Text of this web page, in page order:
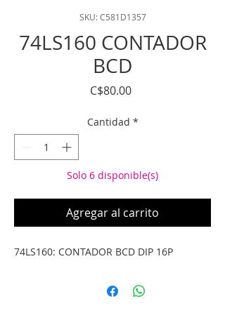
SKU: C581D1357
74LS160 CONTADOR
BCD
C$80.00Precio
Cantidad *
Solo 6 disponible(s)
Agregar al carrito
74LS160: CONTADOR BCD DIP 16P